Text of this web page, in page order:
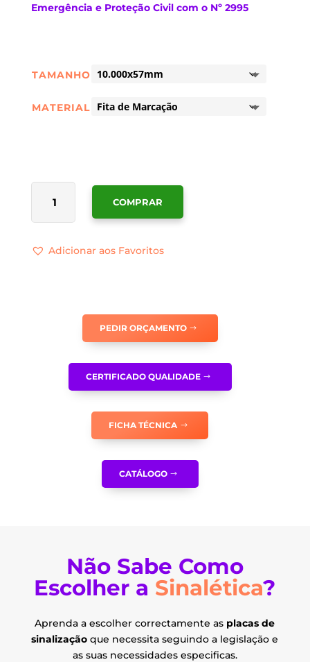
Emergência e Proteção Civil com o Nº 2995
TAMANHO
MATERIAL
QUANTIDADE
FITA
MARCAÇÃO
COMPRAR
Adicionar aos Favoritos
PEDIR ORÇAMENTO
CERTIFICADO QUALIDADE
FICHA TÉCNICA
CATÁLOGO
Não Sabe Como
Escolher a Sinalética?
Aprenda a escolher correctamente as placas de
sinalização que necessita seguindo a legislação e
as suas necessidades especificas.